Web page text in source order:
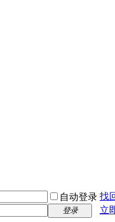
自动登录 找
登录
立